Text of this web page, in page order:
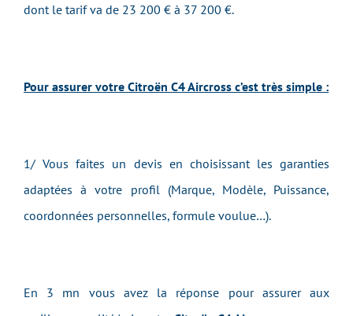
dont le tarif va de 23 200 € à 37 200 €.
Pour assurer votre Citroën C4 Aircross c’est très simple :
1/ Vous faites un devis en choisissant les garanties
adaptées à votre profil (Marque, Modèle, Puissance,
coordonnées personnelles, formule voulue…).
En 3 mn vous avez la réponse pour assurer aux